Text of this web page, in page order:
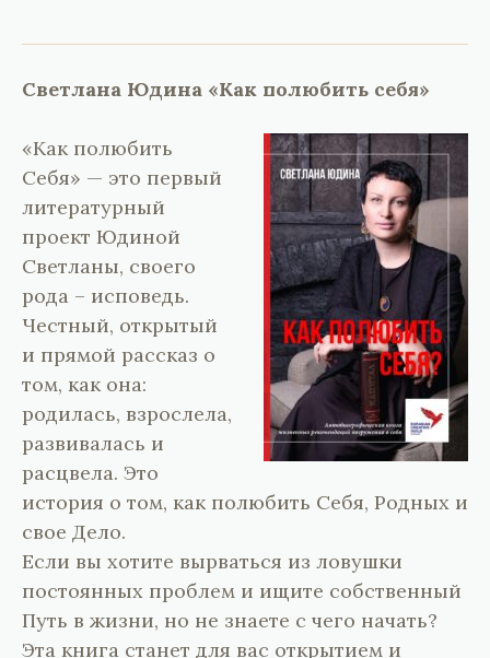
Светлана Юдина «Как полюбить себя»
«Как полюбить
Себя» — это первый
литературный
проект Юдиной
Светланы, своего
рода – исповедь.
Честный, открытый
и прямой рассказ о
том, как она:
родилась, взрослела,
развивалась и
расцвела. Это
история о том, как полюбить Себя, Родных и
свое Дело.
Если вы хотите вырваться из ловушки
постоянных проблем и ищите собственный
Путь в жизни, но не знаете с чего начать?
Эта книга станет для вас открытием и